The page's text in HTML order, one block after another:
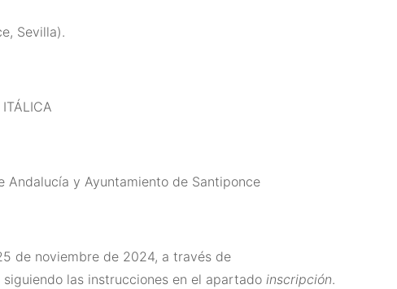
Sevilla).
Andalucía y Ayuntamiento de Santiponce
de noviembre de 2024, a través de
siguiendo las instrucciones en el apartado inscripción.